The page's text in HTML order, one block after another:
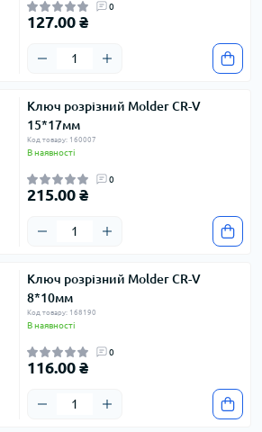
0
127.00 ₴
Ключ розрізний Molder CR-V
15*17мм
Код товару: 160007
В наявності
0
215.00 ₴
Ключ розрізний Molder CR-V
8*10мм
Код товару: 168190
В наявності
0
116.00 ₴